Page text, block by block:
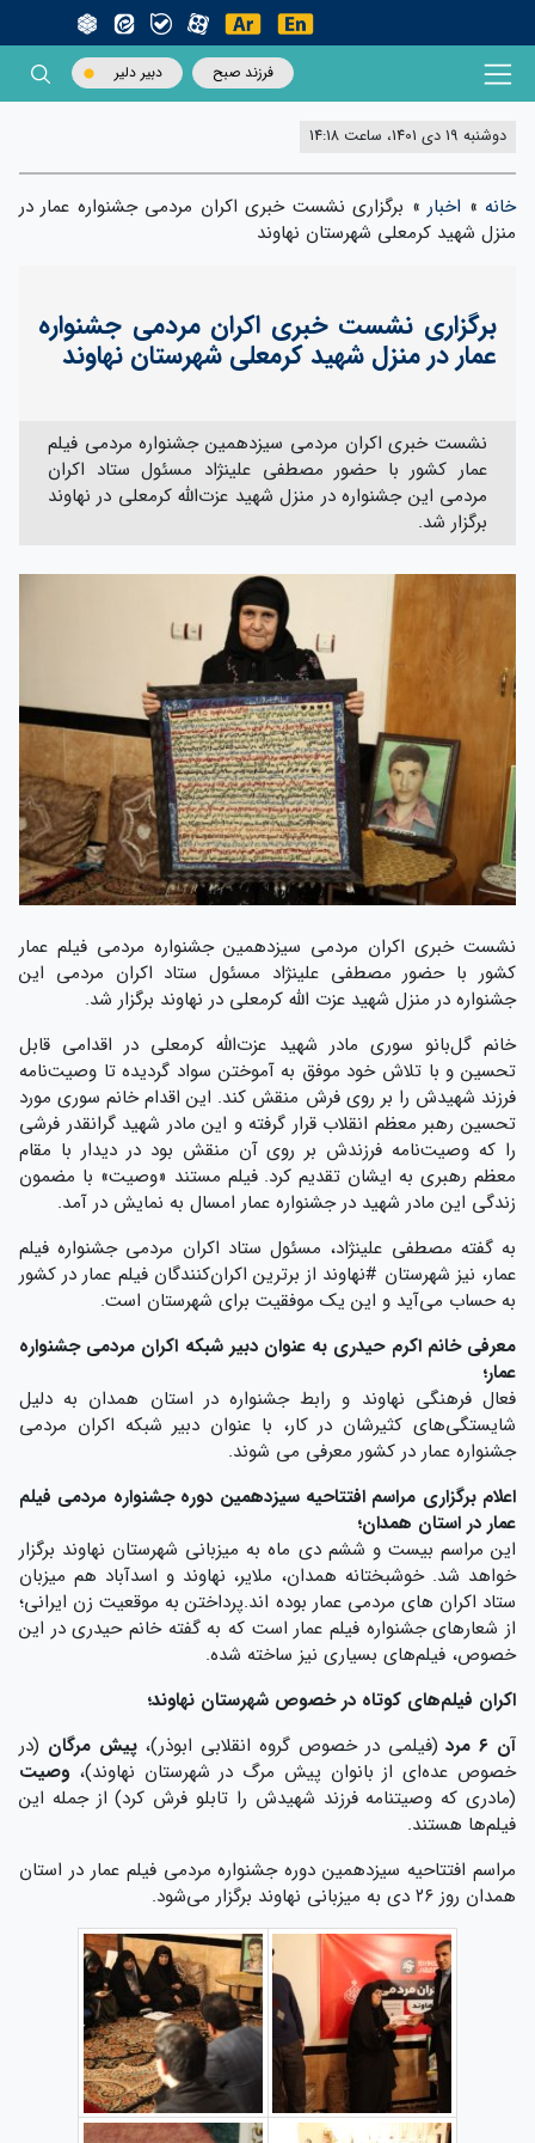
فرزند صبح دبیر دلیر
دوشنبه 19 دی 1401، ساعت 14:18
خانه» اخبار » برگزاری نشست خبری اکران مردمی جشنواره عمار در
منزل شهید کرمعلی شهرستان نهاوند
برگزاری نشست خبری اکران مردمی جشنواره
عمار در منزل شهید کرمعلی شهرستان نهاوند
نشست خبری اکران مردمی سیزدهمین جشنواره مردمی فیلم
عمار کشور با حضور مصطفی علینژاد مسئول ستاد اکران
مردمی این جشنواره در منزل شهید عزت‌الله کرمعلی در نهاوند
برگزار شد.
نشست خبری اکران مردمی سیزدهمین جشنواره مردمی فیلم عمار
کشور با حضور مصطفی علینژاد مسئول ستاد اکران مردمی این
جشنواره در منزل شهید عزت الله کرمعلی در نهاوند برگزار شد.
خانم گل‌بانو سوری مادر شهید عزت‌الله کرمعلی در اقدامی قابل
تحسین و با تلاش خود موفق به آموختن سواد گردیده تا وصیت‌نامه
فرزند شهیدش را بر روی فرش منقش کند. این اقدام خانم سوری مورد
تحسین رهبر معظم انقلاب قرار گرفته و این مادر شهید گرانقدر فرشی
را که وصیت‌نامه فرزندش بر روی آن منقش بود در دیدار با مقام‌
معظم رهبری به ایشان تقدیم کرد. فیلم مستند «وصیت» با مضمون
زندگی این مادر شهید در جشنواره عمار امسال به نمایش در آمد.
به گفته مصطفی علینژاد، مسئول ستاد اکران مردمی جشنواره فیلم
عمار، نیز شهرستان #نهاوند از برترین اکران‌کنندگان فیلم عمار در کشور
به حساب می‌آید و این یک موفقیت برای شهرستان است.
معرفی خانم اکرم حیدری به عنوان دبیر شبکه اکران مردمی جشنواره
عمار؛
فعال فرهنگی نهاوند و رابط جشنواره در استان همدان به دلیل
شایستگی‌های کثیرشان در کار، با عنوان دبیر شبکه اکران مردمی
جشنواره عمار در کشور معرفی می شوند.
اعلام برگزاری مراسم افتتاحیه سیزدهمین دوره جشنواره مردمی فیلم
عمار در استان همدان؛
این مراسم بیست و ششم دی ماه به میزبانی شهرستان نهاوند برگزار
خواهد شد. خوشبختانه همدان، ملایر، نهاوند و اسدآباد هم میزبان
ستاد اکران های مردمی عمار بوده اند.پرداختن به موقعیت زن ایرانی؛
از شعارهای جشنواره فیلم عمار است که به گفته خانم حیدری در این
خصوص، فیلم‌های بسیاری نیز ساخته شده.
اکران فیلم‌های کوتاه در خصوص شهرستان نهاوند؛
آن ۶ مرد
(فیلمی در خصوص گروه انقلابی ابوذر)،پیش‌ مرگان (در
خصوص عده‌ای از بانوان پیش مرگ در شهرستان نهاوند)، وصیت
(مادری که وصیتنامه فرزند شهیدش را تابلو فرش کرد) از جمله این
فیلم‌ها هستند.
مراسم افتتاحیه سیزدهمین دوره جشنواره مردمی فیلم عمار در استان
همدان روز ۲۶ دی به میزبانی نهاوند برگزار می‌شود.